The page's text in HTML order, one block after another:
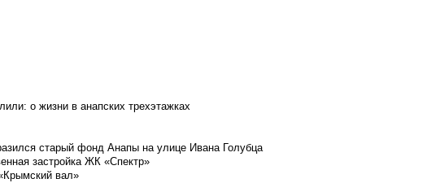
о жизни в анапских трехэтажках
старый фонд Анапы на улице Ивана Голубца
застройка ЖК «Спектр»
вал»